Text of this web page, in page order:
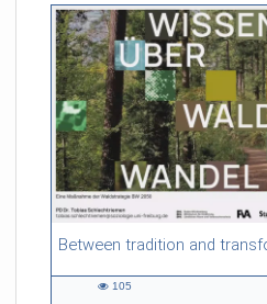
54:13 duration
105